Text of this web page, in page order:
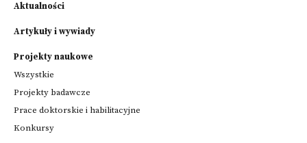
Aktualności
Artykuły i wywiady
Projekty naukowe
Wszystkie
Projekty badawcze
Prace doktorskie i habilitacyjne
Konkursy